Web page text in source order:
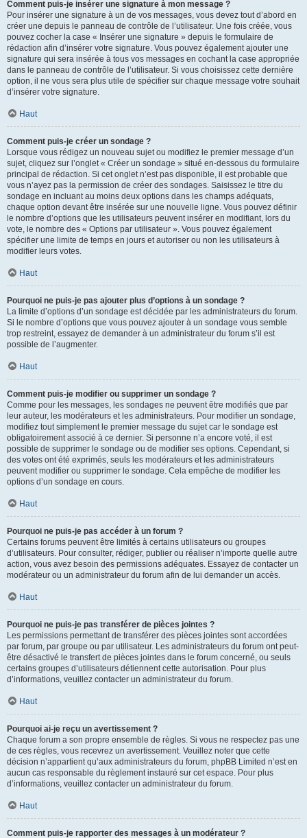
Comment puis-je insérer une signature à mon message ?
Pour insérer une signature à un de vos messages, vous devez tout d’abord en
créer une depuis le panneau de contrôle de l’utilisateur. Une fois créée, vous
pouvez cocher la case « Insérer une signature » depuis le formulaire de
rédaction afin d’insérer votre signature. Vous pouvez également ajouter une
signature qui sera insérée à tous vos messages en cochant la case appropriée
dans le panneau de contrôle de l’utilisateur. Si vous choisissez cette dernière
option, il ne vous sera plus utile de spécifier sur chaque message votre souhait
d’insérer votre signature.
Haut
Comment puis-je créer un sondage ?
Lorsque vous rédigez un nouveau sujet ou modifiez le premier message d’un
sujet, cliquez sur l’onglet « Créer un sondage » situé en-dessous du formulaire
principal de rédaction. Si cet onglet n’est pas disponible, il est probable que
vous n’ayez pas la permission de créer des sondages. Saisissez le titre du
sondage en incluant au moins deux options dans les champs adéquats,
chaque option devant être insérée sur une nouvelle ligne. Vous pouvez définir
le nombre d’options que les utilisateurs peuvent insérer en modifiant, lors du
vote, le nombre des « Options par utilisateur ». Vous pouvez également
spécifier une limite de temps en jours et autoriser ou non les utilisateurs à
modifier leurs votes.
Haut
Pourquoi ne puis-je pas ajouter plus d’options à un sondage ?
La limite d’options d’un sondage est décidée par les administrateurs du forum.
Si le nombre d’options que vous pouvez ajouter à un sondage vous semble
trop restreint, essayez de demander à un administrateur du forum s’il est
possible de l’augmenter.
Haut
Comment puis-je modifier ou supprimer un sondage ?
Comme pour les messages, les sondages ne peuvent être modifiés que par
leur auteur, les modérateurs et les administrateurs. Pour modifier un sondage,
modifiez tout simplement le premier message du sujet car le sondage est
obligatoirement associé à ce dernier. Si personne n’a encore voté, il est
possible de supprimer le sondage ou de modifier ses options. Cependant, si
des votes ont été exprimés, seuls les modérateurs et les administrateurs
peuvent modifier ou supprimer le sondage. Cela empêche de modifier les
options d’un sondage en cours.
Haut
Pourquoi ne puis-je pas accéder à un forum ?
Certains forums peuvent être limités à certains utilisateurs ou groupes
d’utilisateurs. Pour consulter, rédiger, publier ou réaliser n’importe quelle autre
action, vous avez besoin des permissions adéquates. Essayez de contacter un
modérateur ou un administrateur du forum afin de lui demander un accès.
Haut
Pourquoi ne puis-je pas transférer de pièces jointes ?
Les permissions permettant de transférer des pièces jointes sont accordées
par forum, par groupe ou par utilisateur. Les administrateurs du forum ont peut-
être désactivé le transfert de pièces jointes dans le forum concerné, ou seuls
certains groupes d’utilisateurs détiennent cette autorisation. Pour plus
d’informations, veuillez contacter un administrateur du forum.
Haut
Pourquoi ai-je reçu un avertissement ?
Chaque forum a son propre ensemble de règles. Si vous ne respectez pas une
de ces règles, vous recevrez un avertissement. Veuillez noter que cette
décision n’appartient qu’aux administrateurs du forum, phpBB Limited n’est en
aucun cas responsable du règlement instauré sur cet espace. Pour plus
d’informations, veuillez contacter un administrateur du forum.
Haut
Comment puis-je rapporter des messages à un modérateur ?